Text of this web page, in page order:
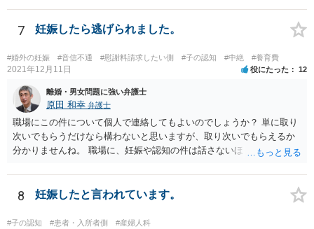
7 妊娠したら逃げられました。
#婚外の妊娠 #音信不通 #慰謝料請求したい側 #子の認知 #中絶 #養育費
2021年12月11日 役にたった 12
離婚・男女問題に強い弁護士
原田 和幸 弁護士
職場にこの件について個人で連絡してもよいのでしょうか？ 単に取り
次いでもらうだけなら構わないと思いますが、取り次いでもらえるか
分かりませんね。 職場に、妊娠や認知の件は話さないほうがよいと思
難しいと思われれば、弁護士に入ってもらうことも検討されてくださ
い。 一度、お近くの弁護士に相談されてみてもよいと思います。
8 妊娠したと言われています。
#子の認知 #患者・入所者側 #産婦人科